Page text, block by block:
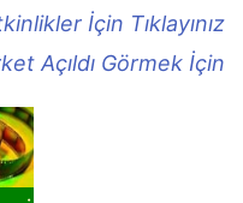
İçin Tıklayınız
Açıldı Görmek İçin